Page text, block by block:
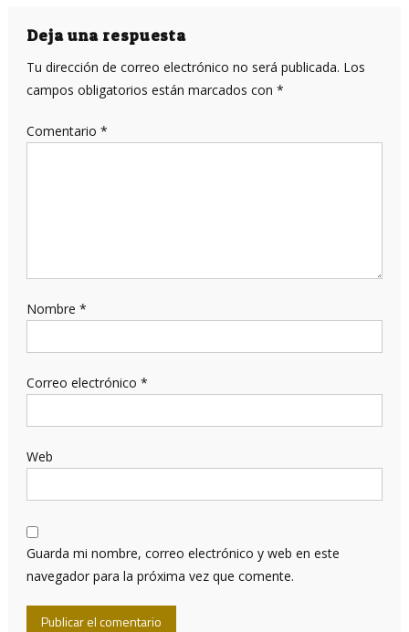
entradas
Deja una respuesta
Tu dirección de correo electrónico no será publicada. Los
campos obligatorios están marcados con *
Comentario *
Nombre *
Correo electrónico *
Web
Guarda mi nombre, correo electrónico y web en este
navegador para la próxima vez que comente.